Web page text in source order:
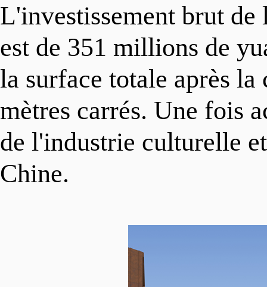
Contactez-nous
GUIDE
Procédure
Politiques
Réservoir de talents
VIVRE
Transports
中文
L'investissement brut de
est de 351 millions de
la surface totale après
mètres carrés. Une fois
de l'industrie culturelle
Chine.